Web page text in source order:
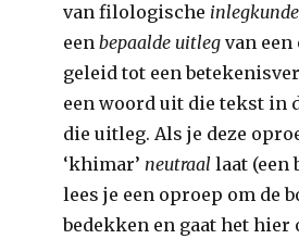
van filologische inlegkunde
eenbepaalde uitlegvan
geleid tot een
een woord uit die tekst in
die uitleg. Als je deze
‘khimar’neutraallaat (een
lees je een oproep om de
bedekken en gaat het hier